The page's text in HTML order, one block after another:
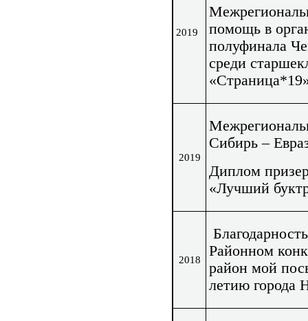
2019
помощь в
полуфинала
среди
2019
Сибирь –
Диплом
«Лучший
2018
Районном
район мой
летию города